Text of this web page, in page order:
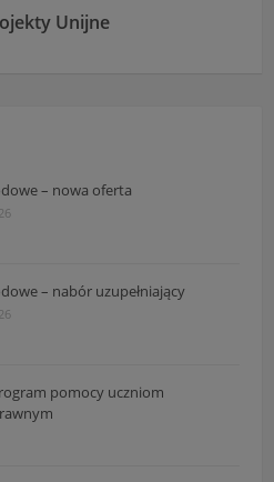
Unijne
– nowa oferta
– nabór uzupełniający
pomocy uczniom